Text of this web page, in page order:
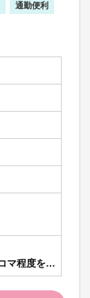
す。通勤便利
マ程度を担
ともに25～